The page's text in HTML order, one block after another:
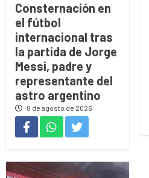
Consternación en
el fútbol
internacional tras
la partida de Jorge
Messi, padre y
representante del
astro argentino
8 de agosto de 2026